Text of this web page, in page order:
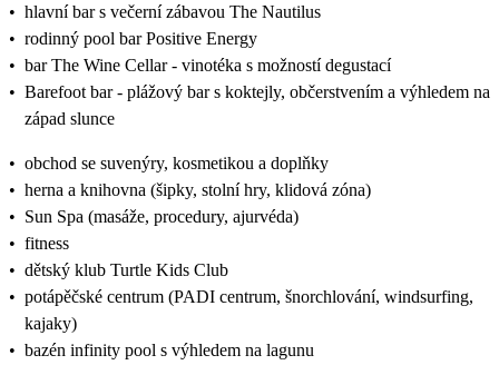
• hlavní bar s večerní zábavou The Nautilus
• rodinný pool bar Positive Energy
• bar The Wine Cellar - vinotéka s možností degustací
• Barefoot bar - plážový bar s koktejly, občerstvením a výhledem na
západ slunce
• obchod se suvenýry, kosmetikou a doplňky
• herna a knihovna (šipky, stolní hry, klidová zóna)
• Sun Spa (masáže, procedury, ajurvéda)
• fitness
• dětský klub Turtle Kids Club
• potápěčské centrum (PADI centrum, šnorchlování, windsurfing,
kajaky)
• bazén infinity pool s výhledem na lagunu